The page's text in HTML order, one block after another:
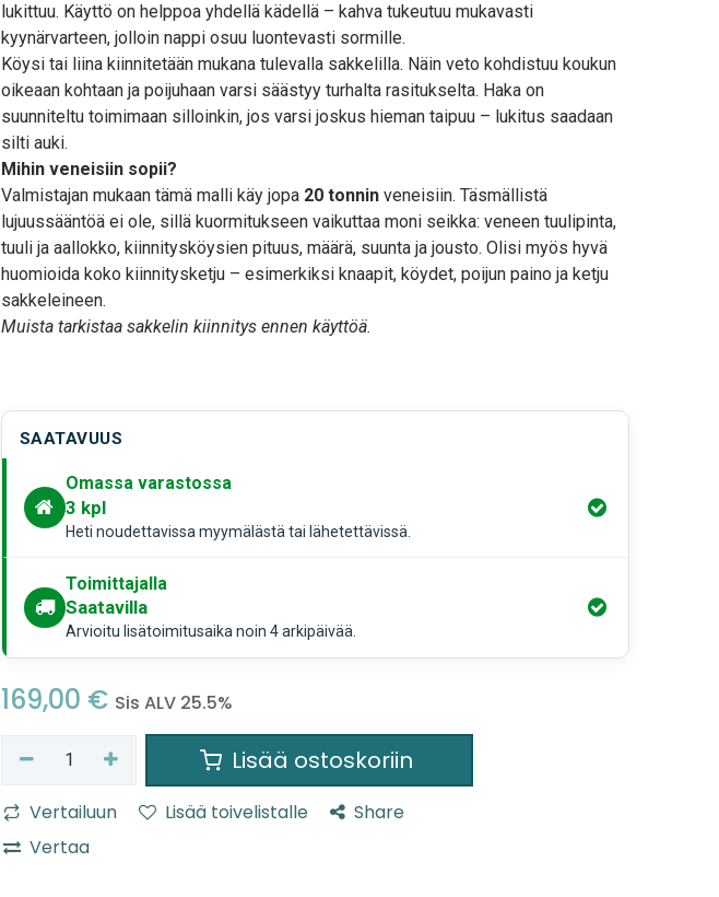
lukittuu. Käyttö on helppoa yhdellä kädellä – kahva tukeutuu mukavasti
kyynärvarteen, jolloin nappi osuu luontevasti sormille.
Köysi tai liina kiinnitetään mukana tulevalla sakkelilla. Näin veto kohdistuu koukun
oikeaan kohtaan ja poijuhaan varsi säästyy turhalta rasitukselta. Haka on
suunniteltu toimimaan silloinkin, jos varsi joskus hieman taipuu – lukitus saadaan
silti auki.
Mihin veneisiin sopii?
Valmistajan mukaan tämä malli käy jopa 20 tonnin veneisiin. Täsmällistä
lujuussääntöä ei ole, sillä kuormitukseen vaikuttaa moni seikka: veneen tuulipinta,
tuuli ja aallokko, kiinnitysköysien pituus, määrä, suunta ja jousto. Olisi myös hyvä
huomioida koko kiinnitysketju – esimerkiksi knaapit, köydet, poijun paino ja ketju
sakkeleineen.
Muista tarkistaa sakkelin kiinnitys ennen käyttöä.
SAATAVUUS
Omassa varastossa
3 kpl
Heti noudettavissa myymälästä tai lähetettävissä.
Toimittajalla
Saatavilla
Arvioitu lisätoimitusaika noin 4 arkipäivää.
169,00 € Sis ALV 25.5%
Lisää ostoskoriin
Vertailuun Lisää toivelistalle
Share
Vertaa